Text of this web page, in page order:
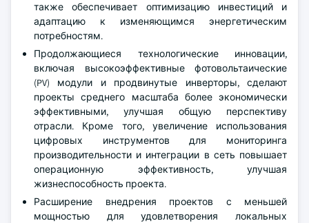
также обеспечивает оптимизацию инвестиций и
адаптацию к изменяющимся энергетическим
потребностям.
Продолжающиеся технологические инновации,
включая высокоэффективные фотовольтаические
(PV) модули и продвинутые инверторы, сделают
проекты среднего масштаба более экономически
эффективными, улучшая общую перспективу
отрасли. Кроме того, увеличение использования
цифровых инструментов для мониторинга
производительности и интеграции в сеть повышает
операционную эффективность, улучшая
жизнеспособность проекта.
Расширение внедрения проектов с меньшей
мощностью для удовлетворения локальных